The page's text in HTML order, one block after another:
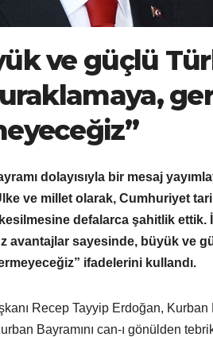
ve güçlü
dolayısıyla bir mesaj
ve millet olarak, Cumhuriyet
defalarca şahitlik ettik.
avantajlar sayesinde, büyük ve
ifadelerini kullandı.
Recep Tayyip Erdoğan, Kurban
Bayramını can-ı gönülden